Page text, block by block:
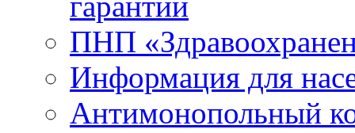
ПНП
Информация для
Антимонопольный